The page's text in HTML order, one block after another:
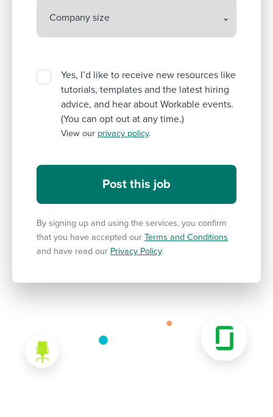
Yes, I’d like to receive new resources like
tutorials, templates and the latest hiring
advice, and hear about Workable events.
(You can opt out at any time.)
View our privacy policy.
By signing up and using the services, you confirm
that you have accepted our Terms and Conditions
and have read our Privacy Policy.